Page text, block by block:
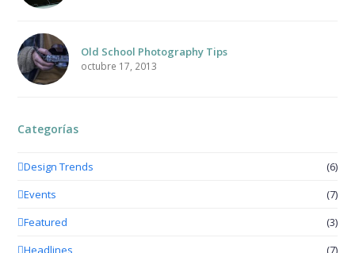
Old School Photography Tips
octubre 17, 2013
Categorías
Design Trends
(6)
Events
(7)
Featured
(3)
Headlines
(7)